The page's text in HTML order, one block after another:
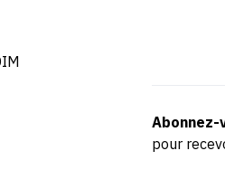
Abonnez-
pour